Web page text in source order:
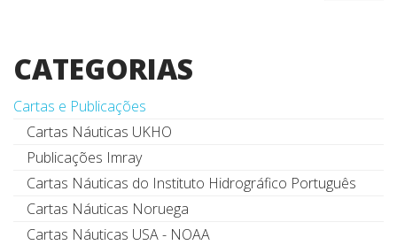
CATEGORIAS
Cartas e Publicações
Cartas Náuticas UKHO
Publicações Imray
Cartas Náuticas do Instituto Hidrográfico Português
Cartas Náuticas Noruega
Cartas Náuticas USA - NOAA